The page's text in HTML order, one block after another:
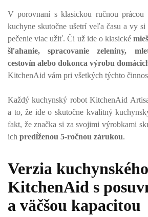
V porovnaní s klasickou ručnou
kuchyne skutočne ušetrí veľa času a vy
pečenie viac užiť. Či už ide o klasické
šľahanie, spracovanie zeleniny,
cestovín alebo dokonca výrobu
KitchenAid vám pri všetkých týchto
Každý kuchynský robot KitchenAid
a to, že ide o skutočne kvalitný
fakt, že značka si za svojimi výrobkami
ich predĺženou 5-ročnou zárukou.
Verzia
KitchenAid s
a väčšou kapacitou